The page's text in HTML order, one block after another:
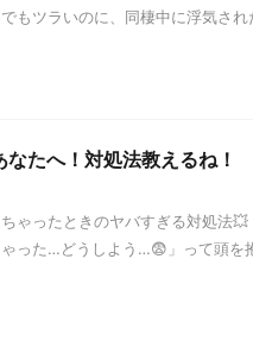
もツラいのに、同棲中に浮気さ
たへ！対処法教えるね！
ちゃったときのヤバすぎる対処法
った…どうしよう…😨」って頭を